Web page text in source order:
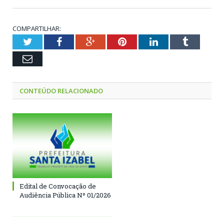
COMPARTILHAR:
TwitterFacebookGoogle+PinterestLinkedInTumblr
Email
CONTEÚDO RELACIONADO
Edital de Convocação de
Audiência Pública Nº 01/2026